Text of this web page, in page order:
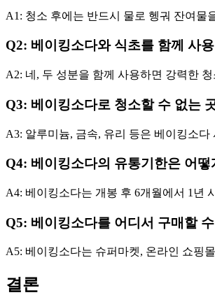
A1: 청소 후에는 반드시 물로 헹궈 잔여물
Q2: 베이킹소다와 식초를 함께 사
A2: 네, 두 성분을 함께 사용하면 강력한
Q3: 베이킹소다로 청소할 수 없는
A3: 알루미늄, 금속, 유리 등은 베이킹소
Q4: 베이킹소다의 유통기한은 어떻
A4: 베이킹소다는 개봉 후 6개월에서 1년
Q5: 베이킹소다를 어디서 구매할
A5: 베이킹소다는 슈퍼마켓, 온라인 쇼핑
결론